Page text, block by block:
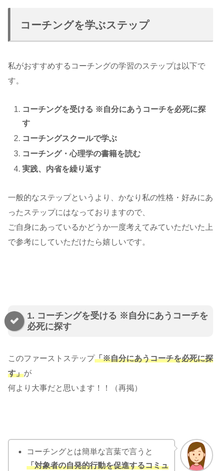
コーチングを学ぶステップ
私がおすすめするコーチングの学習のステップは以下で
す。
コーチングを受ける ※自分にあうコーチを必死に探
す
コーチングスクールで学ぶ
コーチング・心理学の書籍を読む
実践、内省を繰り返す
一般的なステップというより、かなり私の性格・好みにあ
ったステップにはなっておりますので、
ご自身にあっているかどうか一度考えてみていただいた上
で参考にしていただけたら嬉しいです。
1. コーチングを受ける ※自分にあうコーチを
必死に探す
このファーストステップ「※自分にあうコーチを必死に探
す」が
何より大事だと思います！！（再掲）
コーチングとは簡単な言葉で言うと
「対象者の自発的行動を促進するコミュ